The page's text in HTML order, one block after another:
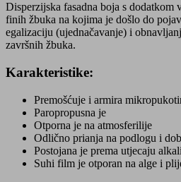
Disperzijska fasadna boja s dodatkom
finih žbuka na kojima je došlo do
egalizaciju (ujednačavanje) i
završnih žbuka.
Karakteristike:
Premošćuje i armira
Paropropusna je
Otporna je na atmosferilije
Odlično prianja na podlogu i
Postojana je prema utjecaju
Suhi film je otporan na alge i